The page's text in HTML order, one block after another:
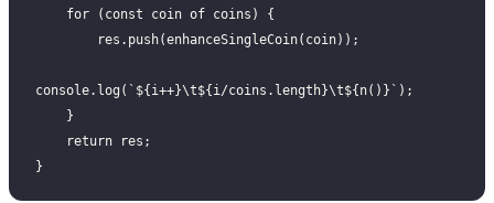
    for (const coin of coins) {
        res.push(enhanceSingleCoin(coin));
console.log(`${i++}\t${i/coins.length}\t${n()}`);
    }
    return res;
}